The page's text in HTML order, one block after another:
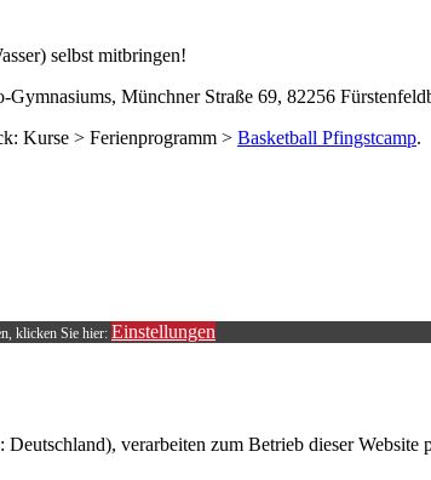
selbst mitbringen!
Münchner Straße 69, 82256
Kurse > Ferienprogramm > Basketball Pfingstcamp.
klicken Sie hier: Einstellungen
verarbeiten zum Betrieb dieser